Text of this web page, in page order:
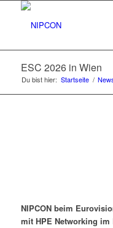
ESC 2026 in Wien
Du bist hier: Startseite /
NIPCON beim
mit HPE Networking im